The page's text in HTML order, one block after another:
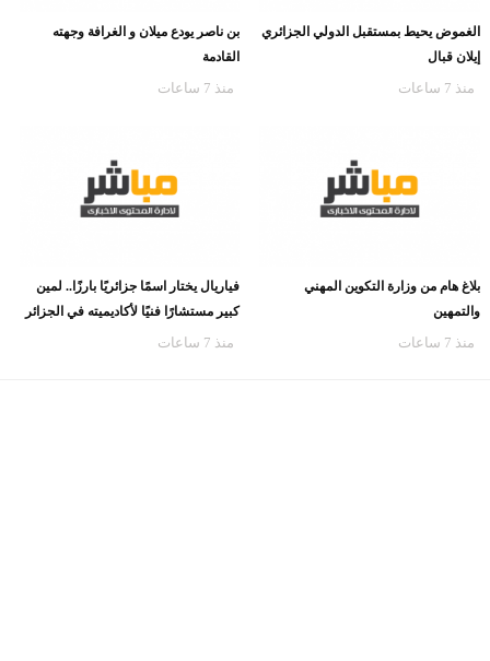
الغموض يحيط بمستقبل الدولي الجزائري
إيلان قبال
منذ 7 ساعات
بن ناصر يودع ميلان و الغرافة وجهته
القادمة
منذ 7 ساعات
بلاغ هام من وزارة التكوين المهني
والتمهين
منذ 7 ساعات
فياريال يختار اسمًا جزائريًا بارزًا.. لمين
كبير مستشارًا فنيًا لأكاديميته في الجزائر
منذ 7 ساعات